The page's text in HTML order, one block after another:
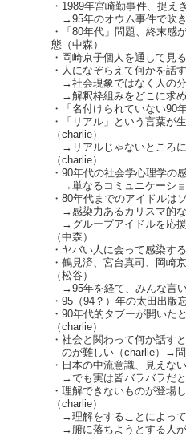
・1989年宮崎勤事件、捉え
→95年のオウム事件で吹
・「80年代」問題、終末感
態（中森）
・岡崎京子個人を通して見
・人になぞらえて何かを話
→社会現象ではなく人の
→解釈枠組みをどこに求
・「名付けられていない90
・「リアル」という言葉が
（charlie）
→リアルじゃないところに
（charlie）
・90年代の社会学心理学の
→単なるコミュニケーシ
・80年代までのアイドルは
→感染力あるカリスマ的
→グループアイドルを応援
（中森）
・ヤバい人に会って感染す
・鶴見済、宮台真司、岡崎
（松谷）
→95年を経て、みんな言
・95（94？）年の太田出版
・90年代的タブーが開いた
（charlie）
・社会と関わって何か話す
のが難しい（charlie）→問
・日本の中流意識、見えな
→でも実は皆バラバラだ
・理解できないものが登場
（charlie）
→理解をすることによって
→腑に落ちようとする人が